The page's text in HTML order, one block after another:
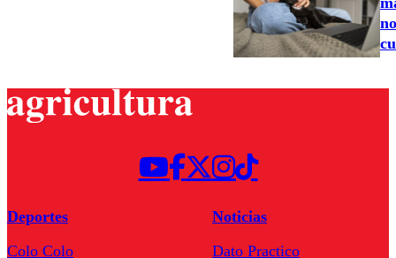
Deportes
Colo Colo
Noticias
Dato Practico